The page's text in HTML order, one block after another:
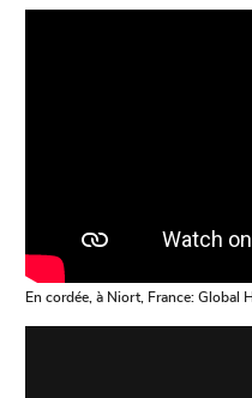
En cordée, à Niort, France: Global